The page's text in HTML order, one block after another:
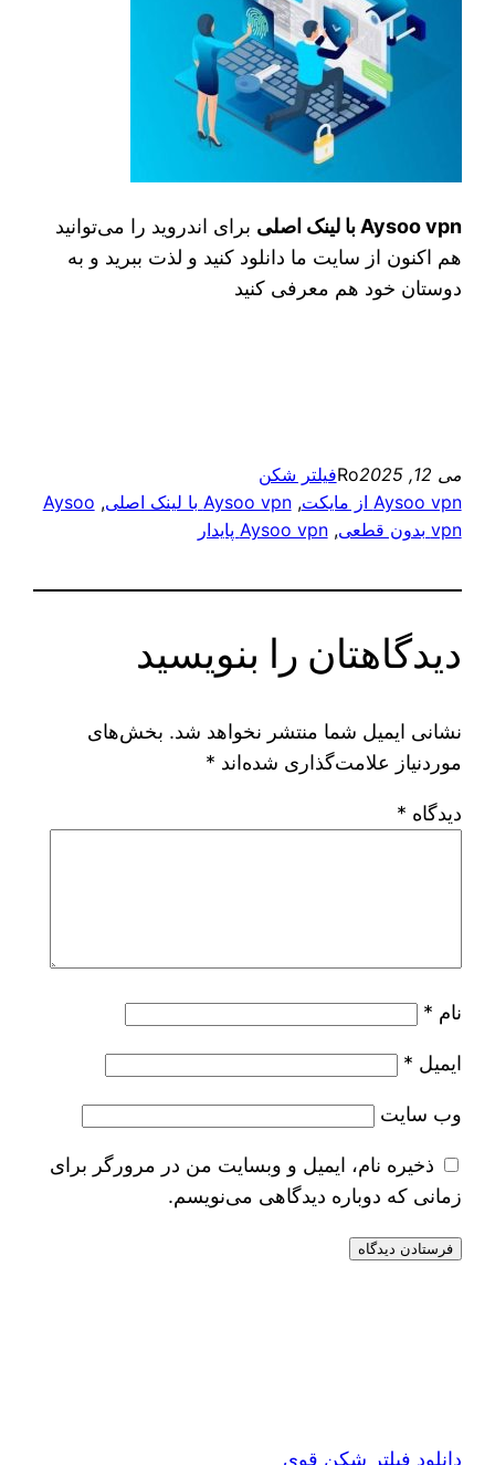
Aysoo vpn با لینک اصلی
برای اندروید را می‌توانید
هم اکنون از سایت ما دانلود کنید و لذت ببرید و به
دوستان خود هم معرفی کنید
می 12, 2025 Roفیلتر شکن
Aysoo vpn از مایکت
, Aysoo vpn با لینک اصلی ,
Aysoo
vpn بدون قطعی
, Aysoo vpn پایدار
دیدگاهتان را بنویسید
نشانی ایمیل شما منتشر نخواهد شد. بخش‌های
موردنیاز علامت‌گذاری شده‌اند *
دیدگاه *
نام *
ایمیل *
وب‌ سایت
ذخیره نام، ایمیل و وبسایت من در مرورگر برای
زمانی که دوباره دیدگاهی می‌نویسم.
دانلود فیلتر شکن قوی